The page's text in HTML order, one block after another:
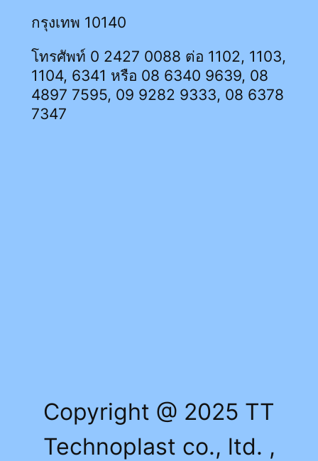
กรุงเทพ 10140
โทรศัพท์ 0 2427 0088 ต่อ 1102, 1103,
1104, 6341 หรือ 08 6340 9639, 08
4897 7595, 09 9282 9333, 08 6378
7347
Copyright @ 2025 TT
Technoplast co., ltd. ,